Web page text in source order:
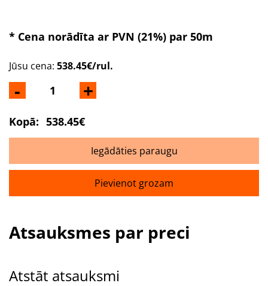
* Cena norādīta ar PVN (21%) par 50m
- +
Jūsu cena: 538.45€/rul.
Kopā: 538.45€
Iegādāties paraugu
Pievienot grozam
Atsauksmes par preci
Atstāt atsauksmi